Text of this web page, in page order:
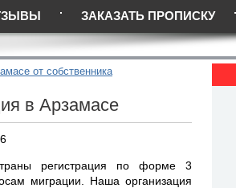
ЗАКАЗАТЬ ПРОПИСКУ
от собственника
в Арзамасе
регистрация по форме 3
миграции. Наша организация